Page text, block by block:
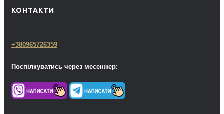
КОНТАКТИ
+380965726359
Поспілкуватись через месенжер: